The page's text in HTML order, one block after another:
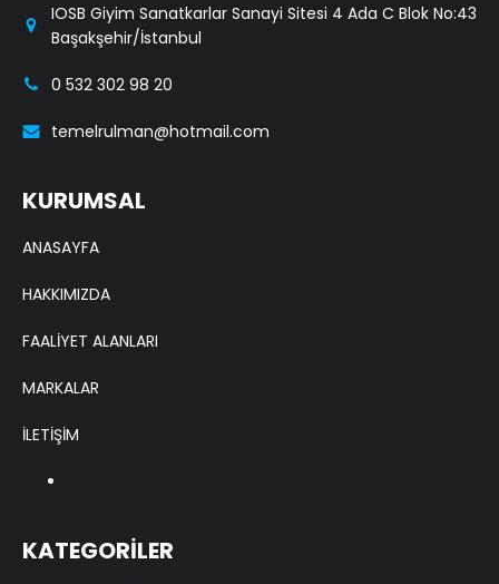
IOSB Giyim Sanatkarlar Sanayi Sitesi 4 Ada C Blok No:43
Başakşehir/İstanbul
0 532 302 98 20
temelrulman@hotmail.com
KURUMSAL
ANASAYFA
HAKKIMIZDA
FAALİYET ALANLARI
MARKALAR
İLETİŞİM
KATEGORİLER